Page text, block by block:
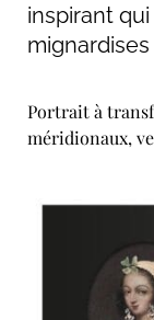
inspirant
Portrait à
méridionaux,